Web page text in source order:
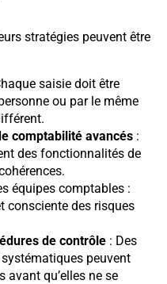
stratégies peuvent être
saisie doit être
ou par le même
comptabilité avancés :
des fonctionnalités de
équipes comptables :
consciente des risques
de contrôle : Des
peuvent
avant qu’elles ne se